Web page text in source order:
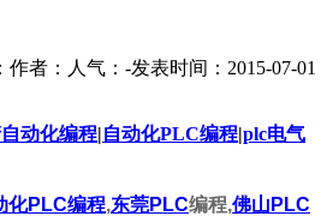
作者： 人气： -发表时间：2015-07-01
动化编程 自动化PLC编程 plc电气
化PLC编程,东莞PLC编程,佛山PLC